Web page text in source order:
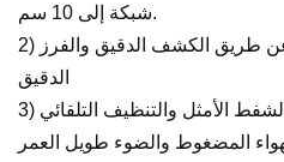
شبكة إلى 10 سم.
2) يتم تعظيم إنتاجية المواد عن طريق الكشف الدقيق والفرز
الدقيق
3) عملية صيانة منخفضة بفضل الشفط الأمثل والتنظيف التلقائي